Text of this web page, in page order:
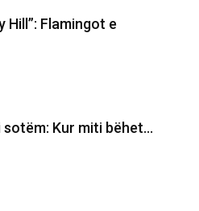
Hill”: Flamingot e
sotëm: Kur miti bëhet…